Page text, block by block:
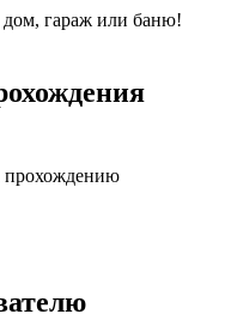
дом, гараж или баню!
прохождению